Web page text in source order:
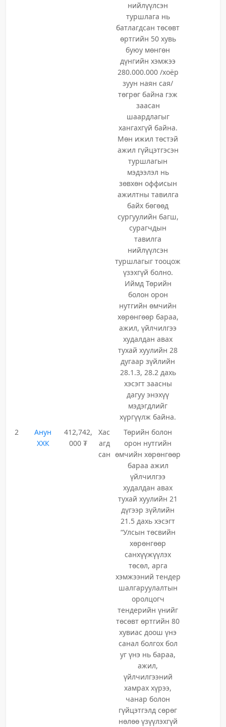
нийлүүлсэн
туршлага нь
батлагдсан төсөвт
өртгийн 50 хувь
буюу мөнгөн
дүнгийн хэмжээ
280.000.000 /хоёр
зуун наян сая/
төгрөг байна гэж
заасан
шаардлагыг
хангахгүй байна.
Мөн ижил төстэй
ажил гүйцэтгэсэн
туршлагын
мэдээлэл нь
зөвхөн оффисын
ажилтны тавилга
байх бөгөөд
сургуулийн багш,
сурагчдын
тавилга
нийлүүлсэн
туршлагыг тооцож
үзэхгүй болно.
Иймд Төрийн
болон орон
нутгийн өмчийн
хөрөнгөөр бараа,
ажил, үйлчилгээ
худалдан авах
тухай хуулийн 28
дугаар зүйлийн
28.1.3, 28.2 дахь
хэсэгт заасны
дагуу энэхүү
мэдэгдлийг
хүргүүлж байна.
2
Анун
ХХК
412,742,
000 ₮
Хас
агд
сан
Төрийн болон
орон нутгийн
өмчийн хөрөнгөөр
бараа ажил
үйлчилгээ
худалдан авах
тухай хуулийн 21
дүгээр зүйлийн
21.5 дахь хэсэгт
“Улсын төсвийн
хөрөнгөөр
санхүүжүүлэх
төсөл, арга
хэмжээний тендер
шалгаруулалтын
оролцогч
тендерийн үнийг
төсөвт өртгийн 80
хувиас доош үнэ
санал болгох бол
уг үнэ нь бараа,
ажил,
үйлчилгээний
хамрах хүрээ,
чанар болон
гүйцэтгэлд сөрөг
нөлөө үзүүлэхгүй